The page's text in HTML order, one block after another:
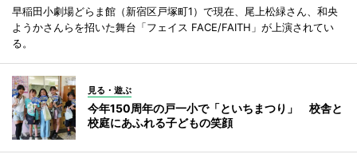
早稲田小劇場どらま館（新宿区戸塚町1）で現在、尾上松緑さん、和央
ようかさんらを招いた舞台「フェイス FACE/FAITH」が上演されてい
る。
見る・遊ぶ
今年150周年の戸一小で「といちまつり」 校舎と
校庭にあふれる子どもの笑顔